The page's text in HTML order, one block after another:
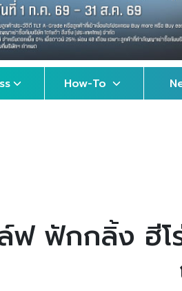
How-To
ฟ ฟักกลิ้ง ฮีโ